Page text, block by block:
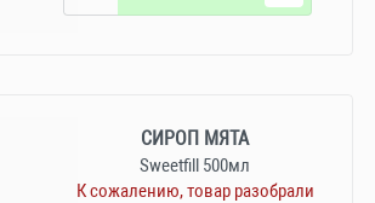
СИРОП МЯТА
Sweetfill 500мл
К сожалению, товар разобрали